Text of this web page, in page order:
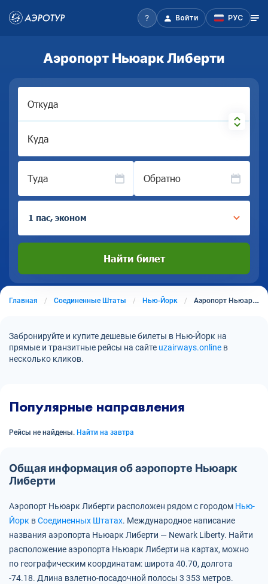
Войти РУС
Аэропорт Ньюарк Либерти
Откуда
Куда
Туда Обратно
1 пас, эконом
Найти билет
Главная Соединенные Штаты Нью-Йорк Аэропорт Ньюарк Либерти
Забронируйте и купите дешевые билеты в Нью-Йорк на
прямые и транзитные рейсы на сайте uzairways.online в
несколько кликов.
Популярные направления
Рейсы не найдены. Найти на завтра
Общая информация об аэропорте Ньюарк
Либерти
Аэропорт Ньюарк Либерти расположен рядом с городом Нью-
Йорк вСоединенных Штатах. Международное написание
названия аэропорта Ньюарк Либерти — Newark Liberty. Найти
расположение аэропорта Ньюарк Либерти на картах, можно
по географическим координатам: широта 40.70, долгота
-74.18. Длина взлетно-посадочной полосы 3 353 метров.